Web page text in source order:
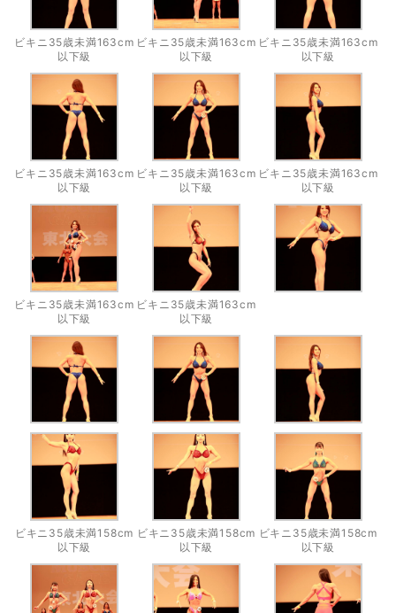
ビキニ35歳未満163cm
以下級
ビキニ35歳未満163cm
以下級
ビキニ35歳未満163cm
以下級
ビキニ35歳未満163cm
以下級
ビキニ35歳未満163cm
以下級
ビキニ35歳未満163cm
以下級
ビキニ35歳未満163cm
以下級
ビキニ35歳未満163cm
以下級
ビキニ35歳未満158cm
以下級
ビキニ35歳未満158cm
以下級
ビキニ35歳未満158cm
以下級